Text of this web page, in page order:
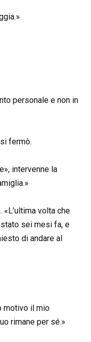
personale e non in
fermò.
intervenne la
«L’ultima volta che
sei mesi fa, e
di andare al
motivo il mio
rimane per sé.»